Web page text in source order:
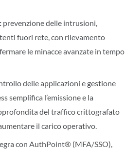
prevenzione delle intrusioni,
fuori rete, con rilevamento
le minacce avanzate in tempo
delle applicazioni e gestione
semplifica l’emissione e la
del traffico crittografato
il carico operativo.
con AuthPoint® (MFA/SSO),